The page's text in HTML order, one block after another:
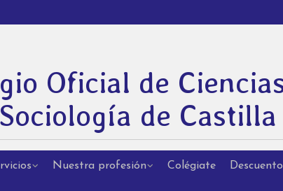
Oficial de
Sociología de
Nuestra profesión Colégiate